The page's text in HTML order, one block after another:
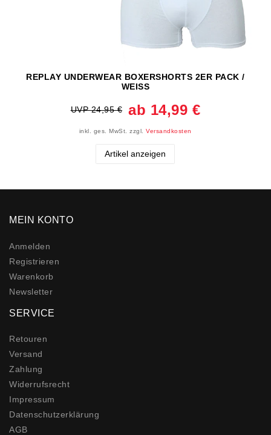
REPLAY UNDERWEAR BOXERSHORTS 2ER PACK /
WEISS
UVP 24,95 € ab 14,99 €
inkl. ges. MwSt. zzgl.Versandkosten
Artikel anzeigen
MEIN KONTO
Anmelden
Registrieren
Warenkorb
Newsletter
SERVICE
Retouren
Versand
Zahlung
Widerrufs­recht
Impressum
Daten­schutz­erklärung
AGB